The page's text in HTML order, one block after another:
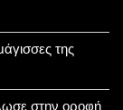
της
στην οροφή